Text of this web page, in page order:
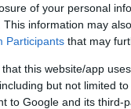
of your personal
This information may
Participants that may
that this website/app
but not limited
to Google and its third-
2-0: